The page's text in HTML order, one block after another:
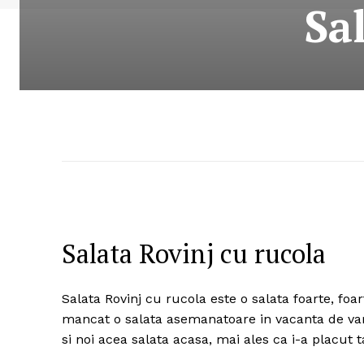
Salata Rovinj cu rucola
Salata Rovinj cu rucola este o salata foarte,
mancat o salata asemanatoare in vacanta de
si noi acea salata acasa, mai ales ca i-a